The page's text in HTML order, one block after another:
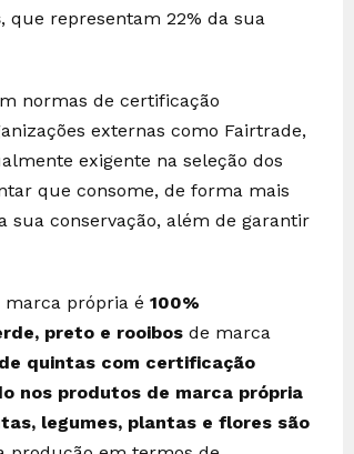
, que representam 22% da sua
normas de certificação
externas como Fairtrade,
exigente na seleção dos
que consome, de forma mais
sua conservação, além de garantir
marca própria é 100%
preto e rooibos de marca
quintas com certificação
nos produtos de marca própria
legumes, plantas e flores são